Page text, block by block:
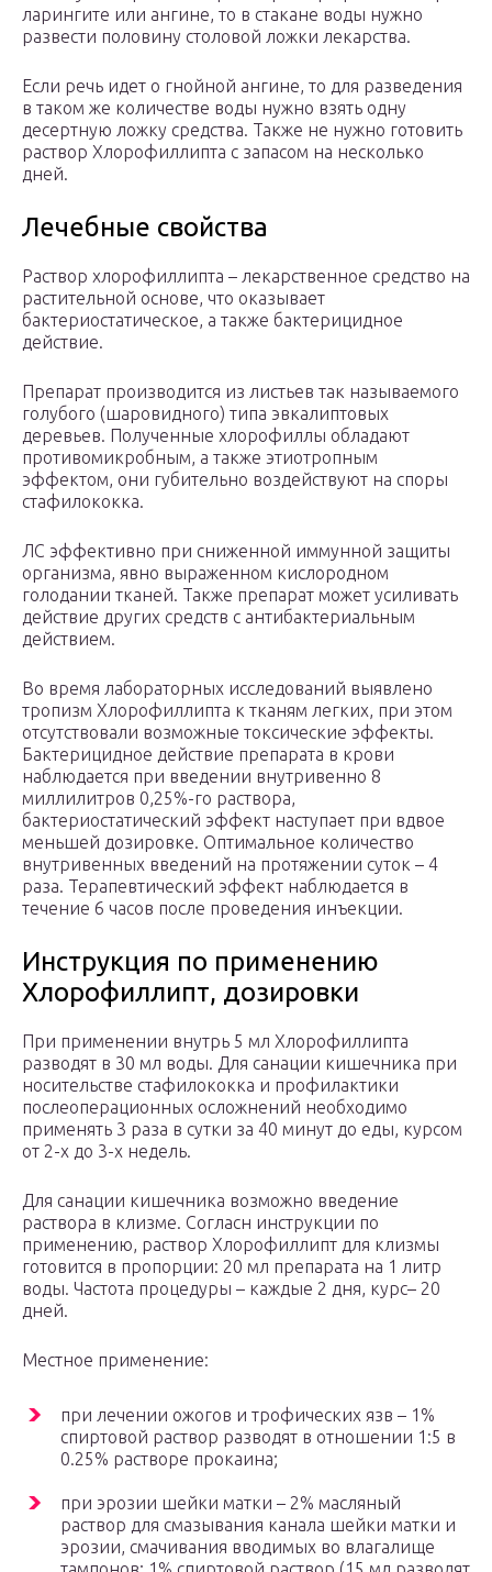
ларингите или ангине, то в стакане воды нужно
развести половину столовой ложки лекарства.
Если речь идет о гнойной ангине, то для разведения
в таком же количестве воды нужно взять одну
десертную ложку средства. Также не нужно готовить
раствор Хлорофиллипта с запасом на несколько
дней.
Лечебные свойства
Раствор хлорофиллипта – лекарственное средство на
растительной основе, что оказывает
бактериостатическое, а также бактерицидное
действие.
Препарат производится из листьев так называемого
голубого (шаровидного) типа эвкалиптовых
деревьев. Полученные хлорофиллы обладают
противомикробным, а также этиотропным
эффектом, они губительно воздействуют на споры
стафилококка.
ЛС эффективно при сниженной иммунной защиты
организма, явно выраженном кислородном
голодании тканей. Также препарат может усиливать
действие других средств с антибактериальным
действием.
Во время лабораторных исследований выявлено
тропизм Хлорофиллипта к тканям легких, при этом
отсутствовали возможные токсические эффекты.
Бактерицидное действие препарата в крови
наблюдается при введении внутривенно 8
миллилитров 0,25%-го раствора,
бактериостатический эффект наступает при вдвое
меньшей дозировке. Оптимальное количество
внутривенных введений на протяжении суток – 4
раза. Терапевтический эффект наблюдается в
течение 6 часов после проведения инъекции.
Инструкция по применению
Хлорофиллипт, дозировки
При применении внутрь 5 мл Хлорофиллипта
разводят в 30 мл воды. Для санации кишечника при
носительстве стафилококка и профилактики
послеоперационных осложнений необходимо
применять 3 раза в сутки за 40 минут до еды, курсом
от 2-х до 3-х недель.
Для санации кишечника возможно введение
раствора в клизме. Согласн инструкции по
применению, раствор Хлорофиллипт для клизмы
готовится в пропорции: 20 мл препарата на 1 литр
воды. Частота процедуры – каждые 2 дня, курс– 20
дней.
Местное применение:
при лечении ожогов и трофических язв – 1%
спиртовой раствор разводят в отношении 1:5 в
0.25% растворе прокаина;
при эрозии шейки матки – 2% масляный
раствор для смазывания канала шейки матки и
эрозии, смачивания вводимых во влагалище